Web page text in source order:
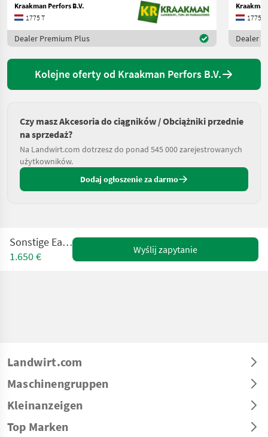
Kraakman Perfors B.V.
1775 T
Dealer Premium Plus
1775 T
Dealer
Kolejne oferty od Kraakman Perfors B.V.
Czy masz Akcesoria do ciągników / Obciążniki przednie
na sprzedaż?
Na Landwirt.com dotrzesz do ponad 545 000 zarejestrowanych
użytkowników.
Dodaj ogłoszenie za darmo
Sonstige Easymass
1.650 €
Wyślij zapytanie
Landwirt.com
Maschinengruppen
Kleinanzeigen
Top Marken